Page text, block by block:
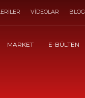
VİDEOLAR BLOG
MARKET E-BÜLTEN